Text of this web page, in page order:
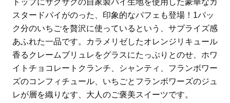
スタードパイがのった、印象的なパフェも登場！1パッ
ク分のいちごを贅沢に使っているという、サプライズ感
あふれた一品です。カラメリゼしたオレンジリキュール
香るクレームブリュレをグラスにたっぷりとのせ、ホワ
イトチョコレートクランチ、シャンティ、フランボワー
ズのコンフィチュール、いちごとフランボワーズのジュ
レが層を織りなす、大人のご褒美スイーツです。